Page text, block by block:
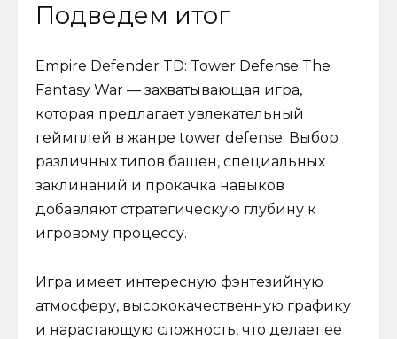
Подведем итог
Empire Defender TD: Tower Defense The
Fantasy War — захватывающая игра,
которая предлагает увлекательный
геймплей в жанре tower defense. Выбор
различных типов башен, специальных
заклинаний и прокачка навыков
добавляют стратегическую глубину к
игровому процессу.
Игра имеет интересную фэнтезийную
атмосферу, высококачественную графику
и нарастающую сложность, что делает ее